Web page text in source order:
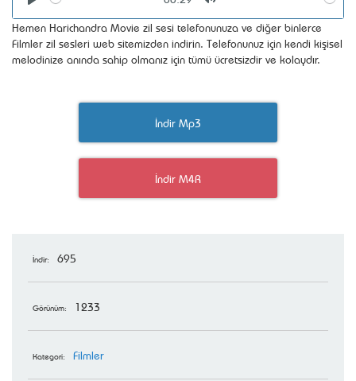
Hemen Harichandra Movie zil sesi telefonunuza ve diğer binlerce
Filmler zil sesleri web sitemizden indirin. Telefonunuz için kendi kişisel
melodinize anında sahip olmanız için tümü ücretsizdir ve kolaydır.
İndir Mp3
İndir M4R
İndir: 695
Görünüm: 1233
Kategori: Filmler